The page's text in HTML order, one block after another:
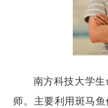
南方科技大学
师。主要利用斑马